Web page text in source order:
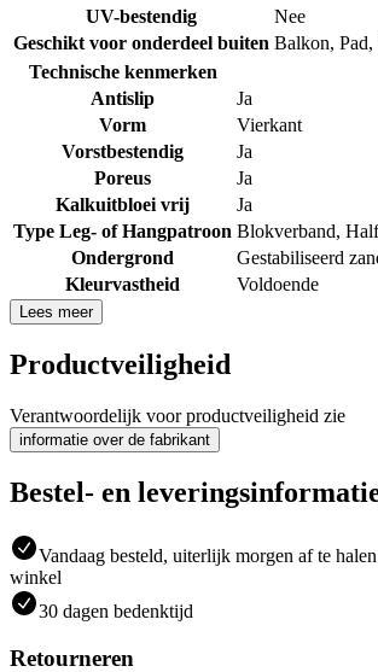
UV-bestendig
Nee
Geschikt voor onderdeel buiten Balkon, Pad,
Technische kenmerken
Antislip
Ja
Vorm
Vierkant
Vorstbestendig
Ja
Poreus
Ja
Kalkuitbloei vrij
Ja
Type Leg- of Hangpatroon Blokverband,
Ondergrond
Gestabiliseerd
Kleurvastheid
Voldoende
Lees meer
Productveiligheid
Verantwoordelijk voor productveiligheid zie
informatie over de fabrikant
Bestel- en
Vandaag besteld, uiterlijk morgen af te
winkel
30 dagen bedenktijd
Retourneren